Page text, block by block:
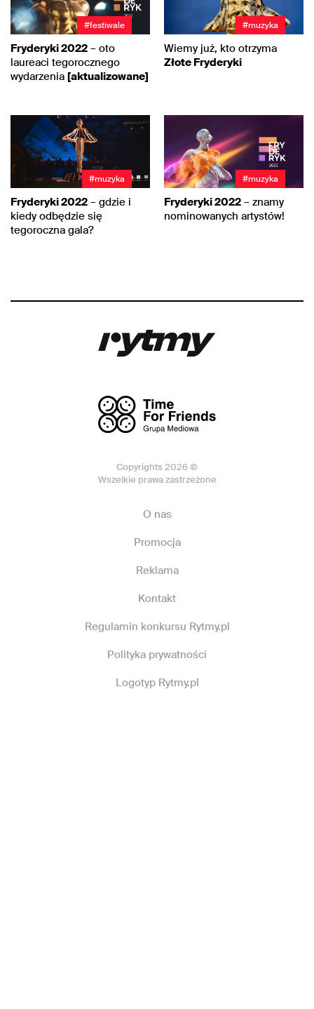
#festiwale
Fryderyki 2022 – oto
laureaci tegorocznego
wydarzenia [aktualizowane]
#muzyka
Wiemy już, kto otrzyma
Złote Fryderyki
#muzyka
Fryderyki 2022 – gdzie i
kiedy odbędzie się
tegoroczna gala?
#muzyka
Fryderyki 2022 – znamy
nominowanych artystów!
Copyrights 2026 ©
Wszelkie prawa zastrzeżone
O nas
Promocja
Reklama
Kontakt
Regulamin konkursu Rytmy.pl
Polityka prywatności
Logotyp Rytmy.pl